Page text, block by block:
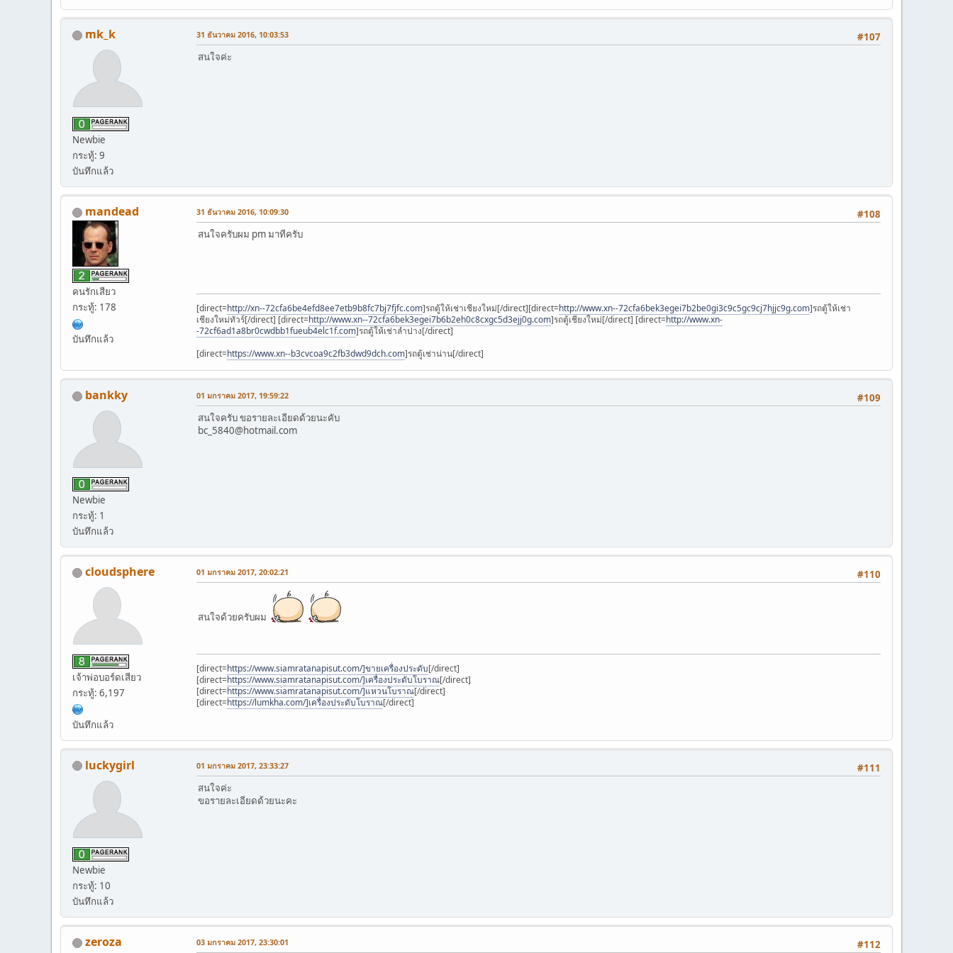
mk_k
Newbie
กระทู้: 9
บันทึกแล้ว
#107
31 ธันวาคม 2016, 10:03:53
สนใจค่ะ
mandead
คนรักเสียว
กระทู้: 178
บันทึกแล้ว
#108
31 ธันวาคม 2016, 10:09:30
สนใจครับผม pm มาทีครับ
[direct=http://xn--72cfa6be4efd8ee7etb9b8fc7bj7fjfc.com]รถตู้ให้เช่าเชียงใหม่[/direct][direct=http://www.xn--72cfa6bek3egei7b2be0gi3c9c5gc9cj7hjjc9g.com]รถตู้ให้เช่า
เชียงใหม่ทัวร์[/direct] [direct=http://www.xn--72cfa6bek3egei7b6b2eh0c8cxgc5d3ejj0g.com]รถตู้เชียงใหม่[/direct] [direct=http://www.xn-
-72cf6ad1a8br0cwdbb1fueub4elc1f.com]รถตู้ให้เช่าลำปาง[/direct]
[direct=https://www.xn--b3cvcoa9c2fb3dwd9dch.com]รถตู้เช่าน่าน[/direct]
bankky
Newbie
กระทู้: 1
บันทึกแล้ว
#109
01 มกราคม 2017, 19:59:22
สนใจครับ ขอรายละเอียดด้วยนะคับ
bc_5840@hotmail.com
cloudsphere
เจ้าพ่อบอร์ดเสียว
กระทู้: 6,197
บันทึกแล้ว
#110
01 มกราคม 2017, 20:02:21
สนใจด้วยครับผม
[direct=https://www.siamratanapisut.com/]ขายเครื่องประดับ[/direct]
[direct=https://www.siamratanapisut.com/]เครื่องประดับโบราณ[/direct]
[direct=https://www.siamratanapisut.com/]แหวนโบราณ[/direct]
[direct=https://lumkha.com/]เครื่องประดับโบราณ[/direct]
luckygirl
Newbie
กระทู้: 10
บันทึกแล้ว
#111
01 มกราคม 2017, 23:33:27
สนใจค่ะ
ขอรายละเอียดด้วยนะคะ
zeroza #112
03 มกราคม 2017, 23:30:01